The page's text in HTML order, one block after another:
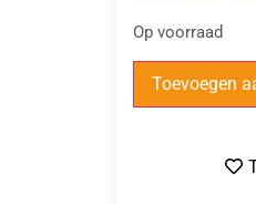
Op voorraad
Toevoegen